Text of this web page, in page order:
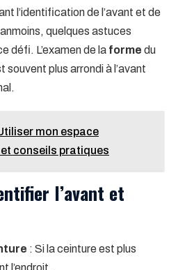
l’identification de l’avant et de
quelques astuces
défi. L’examen de la forme du
plus arrondi à l’avant
mon espace
conseils pratiques
l’avant et
: Si la ceinture est plus
l’endroit.